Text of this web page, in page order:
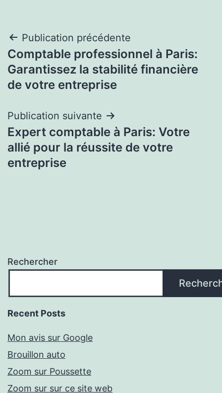
Navigation
de
l’article
Publication précédente
Comptable professionnel à Paris:
Garantissez la stabilité financière
de votre entreprise
Publication suivante
Expert comptable à Paris: Votre
allié pour la réussite de votre
entreprise
Rechercher
Recent Posts
Mon avis sur Google
Brouillon auto
Zoom sur Poussette
Zoom sur sur ce site web